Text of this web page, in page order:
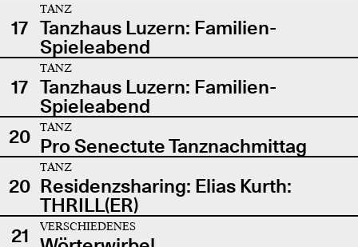
17
TANZ
Tanzhaus Luzern: Familien-
Spieleabend
17
TANZ
Tanzhaus Luzern: Familien-
Spieleabend
20
TANZ
Pro Senectute Tanznachmittag
20
TANZ
Residenzsharing: Elias Kurth:
THRILL(ER)
21
VERSCHIEDENES